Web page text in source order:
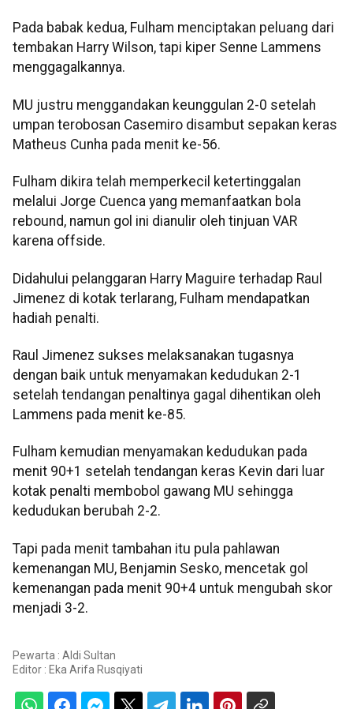
Pada babak kedua, Fulham menciptakan peluang dari
tembakan Harry Wilson, tapi kiper Senne Lammens
menggagalkannya.
MU justru menggandakan keunggulan 2-0 setelah
umpan terobosan Casemiro disambut sepakan keras
Matheus Cunha pada menit ke-56.
Fulham dikira telah memperkecil ketertinggalan
melalui Jorge Cuenca yang memanfaatkan bola
rebound, namun gol ini dianulir oleh tinjuan VAR
karena offside.
Didahului pelanggaran Harry Maguire terhadap Raul
Jimenez di kotak terlarang, Fulham mendapatkan
hadiah penalti.
Raul Jimenez sukses melaksanakan tugasnya
dengan baik untuk menyamakan kedudukan 2-1
setelah tendangan penaltinya gagal dihentikan oleh
Lammens pada menit ke-85.
Fulham kemudian menyamakan kedudukan pada
menit 90+1 setelah tendangan keras Kevin dari luar
kotak penalti membobol gawang MU sehingga
kedudukan berubah 2-2.
Tapi pada menit tambahan itu pula pahlawan
kemenangan MU, Benjamin Sesko, mencetak gol
kemenangan pada menit 90+4 untuk mengubah skor
menjadi 3-2.
Pewarta : Aldi Sultan
Editor : Eka Arifa Rusqiyati